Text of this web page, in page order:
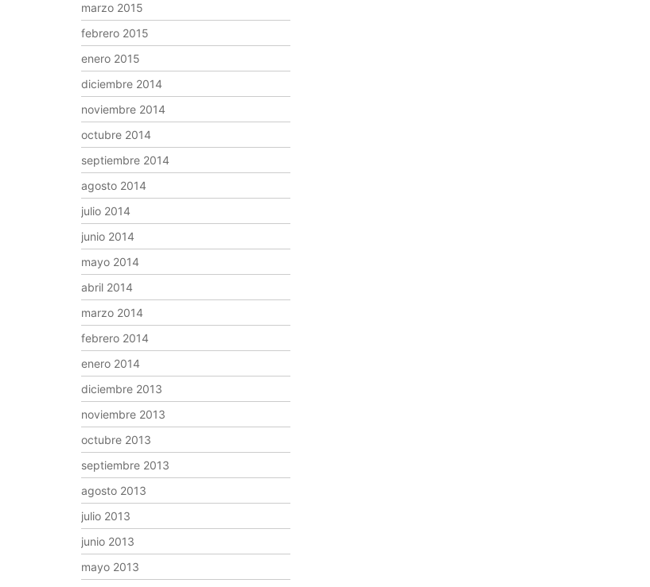
marzo 2015
febrero 2015
enero 2015
diciembre 2014
noviembre 2014
octubre 2014
septiembre 2014
agosto 2014
julio 2014
junio 2014
mayo 2014
abril 2014
marzo 2014
febrero 2014
enero 2014
diciembre 2013
noviembre 2013
octubre 2013
septiembre 2013
agosto 2013
julio 2013
junio 2013
mayo 2013